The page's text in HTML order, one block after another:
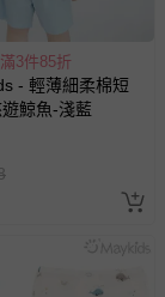
3件85折
- 輕薄細柔棉短
鯨魚-淺藍